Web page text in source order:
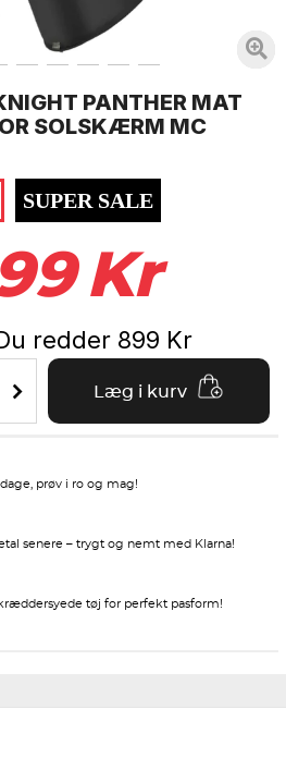
PANTHER MAT
SOLSKÆRM MC
SUPER SALE
Kr
redder 899 Kr
Læg i kurv
prøv i ro og mag!
senere – trygt og nemt med Klarna!
tøj for perfekt pasform!